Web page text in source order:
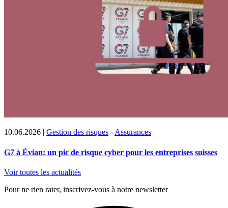
10.06.2026 | Gestion des risques - Assurances
G7 à Évian: un pic de risque cyber pour les entreprises suisses
Voir toutes les actualités
Pour ne rien rater, inscrivez-vous à notre newsletter